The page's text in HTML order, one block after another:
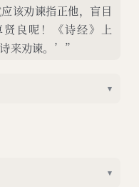
该劝谏指正他，盲目
良呢！《诗经》上
来劝谏。’”
▾
▾